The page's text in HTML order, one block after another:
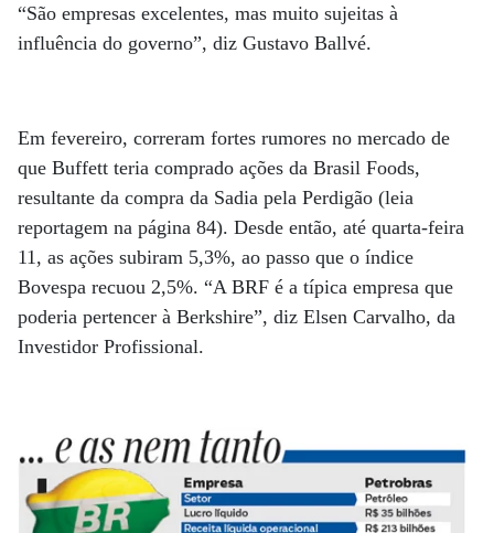
“São empresas excelentes, mas muito sujeitas à
influência do governo”, diz Gustavo Ballvé.
Em fevereiro, correram fortes rumores no mercado de
que Buffett teria comprado ações da Brasil Foods,
resultante da compra da Sadia pela Perdigão (leia
reportagem na página 84). Desde então, até quarta-feira
11, as ações subiram 5,3%, ao passo que o índice
Bovespa recuou 2,5%. “A BRF é a típica empresa que
poderia pertencer à Berkshire”, diz Elsen Carvalho, da
Investidor Profissional.